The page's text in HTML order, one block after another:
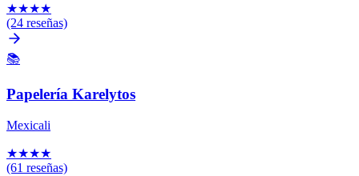
★★★★
(24 reseñas)
📚
Papelería Karelytos
Mexicali
★★★★
(61 reseñas)